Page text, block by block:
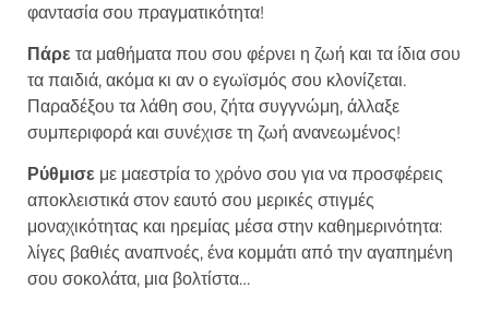
φαντασία σου πραγματικότητα!
Πάρε τα μαθήματα που σου φέρνει η ζωή και τα ίδια σου
τα παιδιά, ακόμα κι αν ο εγωϊσμός σου κλονίζεται.
Παραδέξου τα λάθη σου, ζήτα συγγνώμη, άλλαξε
συμπεριφορά και συνέχισε τη ζωή ανανεωμένος!
Ρύθμισε με μαεστρία το χρόνο σου για να προσφέρεις
αποκλειστικά στον εαυτό σου μερικές στιγμές
μοναχικότητας και ηρεμίας μέσα στην καθημερινότητα:
λίγες βαθιές αναπνοές, ένα κομμάτι από την αγαπημένη
σου σοκολάτα, μια βολτίστα…